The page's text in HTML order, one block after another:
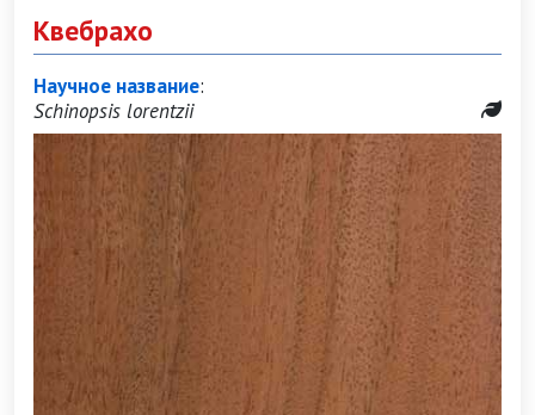
Квебрахо
Научное название:
Schinopsis lorentzii